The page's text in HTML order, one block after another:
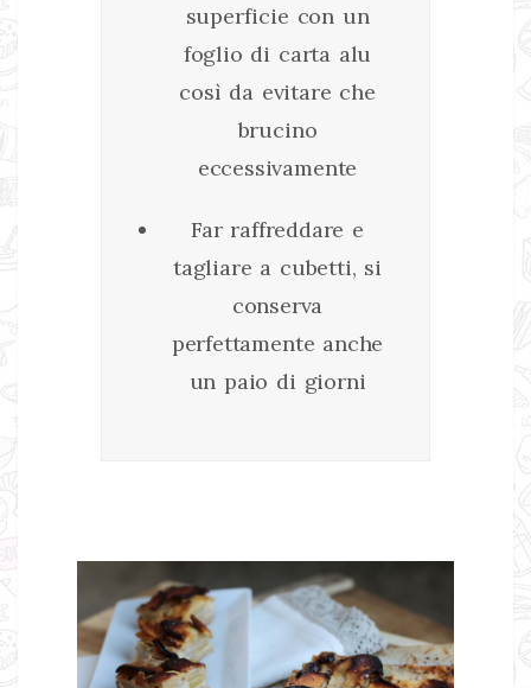
superficie con un
foglio di carta alu
così da evitare che
brucino
eccessivamente
Far raffreddare e
tagliare a cubetti, si
conserva
perfettamente anche
un paio di giorni